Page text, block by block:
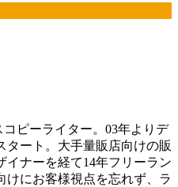
ピーライター。03年よりデ
タート。大手量販店向けの販
ナーを経て14年フリーラン
けにお客様視点を忘れず、ラ